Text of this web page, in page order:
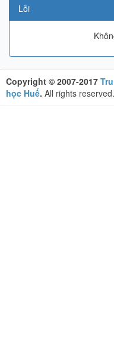
Lỗi
Copyright © 2007-2017
học Huế. All rights reserved.